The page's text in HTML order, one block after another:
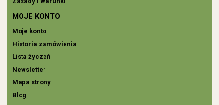
MOJE KONTO
Moje konto
Historia zamówienia
Lista życzeń
Newsletter
Mapa strony
Blog